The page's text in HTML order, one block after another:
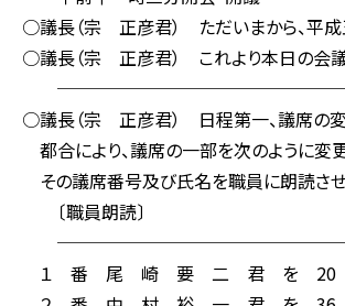
○議長（宗 正彦君） ただいまから、平成
○議長（宗 正彦君） これより本日の会議
○議長（宗 正彦君） 日程第一、議席の変
都合により、議席の一部を次のように変
その議席番号及び氏名を職員に朗読させ
〔職員朗読〕
１ 番 尾 崎 要 二 君 を 20